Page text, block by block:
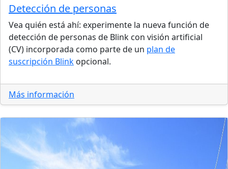
Detección de personas
Vea quién está ahí: experimente la nueva función de
detección de personas de Blink con visión artificial
(CV) incorporada como parte de un plan de
suscripción Blink opcional.
Más información